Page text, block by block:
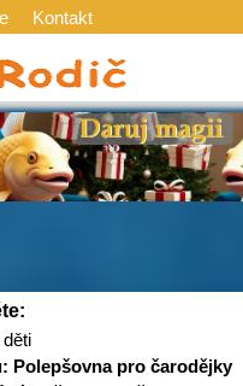
Kontakt
Polepšovna pro čarodějky